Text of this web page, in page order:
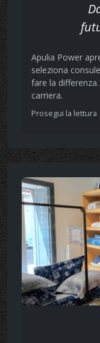
Apulia Power
seleziona
fare la
carriera.
Prosegui la lettura